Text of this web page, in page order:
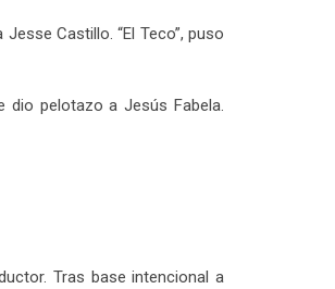
Castillo. “El Teco”, puso
dio pelotazo a Jesús Fabela.
Tras base intencional a